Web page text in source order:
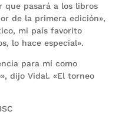
que pasará a los libros
de la primera edición»,
mi país favorito
lo hace especial».
para mí como
dijo Vidal. «El torneo